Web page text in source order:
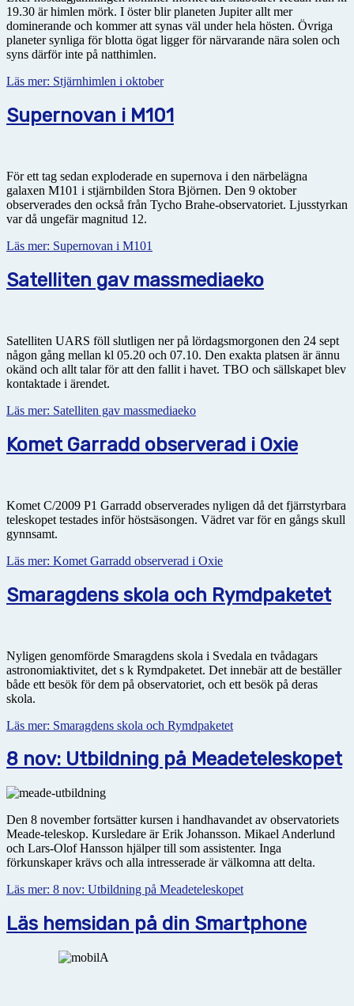
19.30 är himlen mörk. I öster blir planeten Jupiter allt mer
dominerande och kommer att synas väl under hela hösten. Övriga
planeter synliga för blotta ögat ligger för närvarande nära solen och
syns därför inte på natthimlen.
Läs mer: Stjärnhimlen i oktober
Supernovan i M101
För ett tag sedan exploderade en supernova i den närbelägna
galaxen M101 i stjärnbilden Stora Björnen. Den 9 oktober
observerades den också från Tycho Brahe-observatoriet. Ljusstyrkan
var då ungefär magnitud 12.
Läs mer: Supernovan i M101
Satelliten gav massmediaeko
Satelliten UARS föll slutligen ner på lördagsmorgonen den 24 sept
någon gång mellan kl 05.20 och 07.10. Den exakta platsen är ännu
okänd och allt talar för att den fallit i havet. TBO och sällskapet blev
kontaktade i ärendet.
Läs mer: Satelliten gav massmediaeko
Komet Garradd observerad i Oxie
Komet C/2009 P1 Garradd observerades nyligen då det fjärrstyrbara
teleskopet testades inför höstsäsongen. Vädret var för en gångs skull
gynnsamt.
Läs mer: Komet Garradd observerad i Oxie
Smaragdens skola och Rymdpaketet
Nyligen genomförde Smaragdens skola i Svedala en tvådagars
astronomiaktivitet, det s k Rymdpaketet. Det innebär att de beställer
både ett besök för dem på observatoriet, och ett besök på deras
skola.
Läs mer: Smaragdens skola och Rymdpaketet
8 nov: Utbildning på Meadeteleskopet
Den 8 november fortsätter kursen i handhavandet av observatoriets
Meade-teleskop. Kursledare är Erik Johansson. Mikael Anderlund
och Lars-Olof Hansson hjälper till som assistenter. Inga
förkunskaper krävs och alla intresserade är välkomna att delta.
Läs mer: 8 nov: Utbildning på Meadeteleskopet
Läs hemsidan på din Smartphone